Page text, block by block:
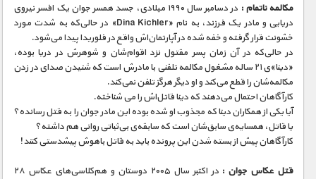
مکالمه ناتمام :
در دسامبر سال ۱۹۹۰ میلادی، جسد همسر جوان یک افسر نیروی
دریایی و مادر یک فرزند، به نام «Dina Kichler» در حالی‌که به شدت مورد
خشونت قرار گرفته و خفه شده در آپارتمان‌اش واقع در فلوریدا پیدا می‌شود.
در حالی‌که در آن زمان پسر مقتول نزد اقوام‌شان و شوهرش در دریا بوده،
«دینا»ی ۲۱ ساله مشغول مکالمه تلفنی با مادرش است که شنیدن صدای در زدن
مکالمه‌شان را قطع می‌کند و او دیگر هرگز تلفن نمی‌کند.
کارآگاهان احتمال می‌دهند که دینا قاتل‌اش را می شناخته.
آیا یکی از همکاران دینا که مجذوب او شده بوده این مادر جوان را به قتل رسانده؟
یا قاتل، همسایه‌ی سابق‌شان است که سابقه‌ی بی‌ثباتی روانی هم داشته؟
کارآگاهان پیش از بسته شدن این پرونده باید به قاتل باهوش پیشدستی کنند!
قتل عکاس جوان :
در اکتبر سال ۲۰۰۵ دوستان و هم‌کلاسی‌های عکاس ۲۸